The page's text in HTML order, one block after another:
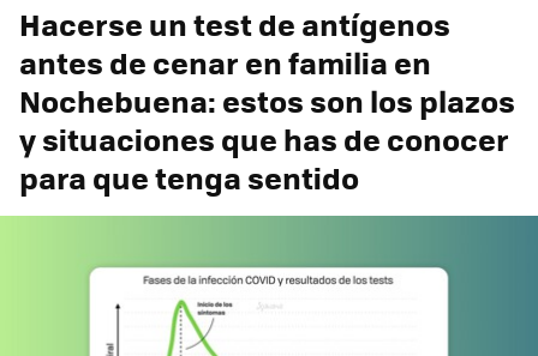
Hacerse un test de antígenos
antes de cenar en familia en
Nochebuena: estos son los plazos
y situaciones que has de conocer
para que tenga sentido